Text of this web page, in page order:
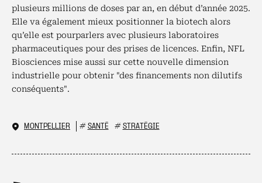
plusieurs millions de doses par an, en début d’année 2025.
Elle va également mieux positionner la biotech alors
qu’elle est pourparlers avec plusieurs laboratoires
pharmaceutiques pour des prises de licences. Enfin, NFL
Biosciences mise aussi sur cette nouvelle dimension
industrielle pour obtenir "des financements non dilutifs
conséquents".
MONTPELLIER # SANTÉ # STRATÉGIE